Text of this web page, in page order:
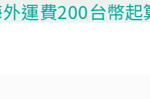
200台幣起算，